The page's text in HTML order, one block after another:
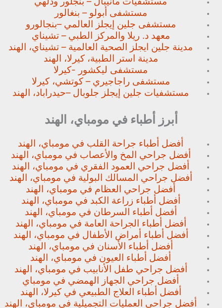
مستشفى أبولو – بنغالور
مستشفى جلين إيجلز العالمي –بنجالورو
معهد د. ريلا والمركز الطبي – تشيناي
مدينة جلين ايجلز الصحية العالمية – تشيناي، الهند
مدينة استر الطبية، كيرلا، الهند
مستشفى ليكشور -كيرلا
مستشفى راجاجيري – كوتشي، كيرلا
مستشفيات جلين إيجلز جلوبال –حيدراباد، الهند
أبرز أطباء في مومباي، الهند
أفضل أطباء جراحة القلب في مومباي، الهند
أفضل جراحي المخ والأعصاب في مومباي، الهند
أفضل جراحي العمود الفقري في مومباي، الهند
أفضل جراحي المسالك البولية في مومباي، الهند
أفضل جراحي العظام في مومباي، الهند
أفضل أطباء زراعة الكبد في مومباي، الهند
أفضل أطباء السرطان في مومباي، الهند
أفضل أطباء الجراحة العامة في مومباي، الهند
أفضل أطباء أمراض الأطفال في مومباي، الهند
أفضل أطباء الأسنان في مومباي، الهند
أفضل أطباء العيون في مومباي، الهند
أفضل جراحي طفل الأنابيب في مومباي، الهند
أفضل جراحي الجهاز الهمضي في مومباي
أفضل أطباء العلاج الطبيعي في كيرلا، الهند
أفضل جراحي العمليات التجميلية في مومباي، الهند